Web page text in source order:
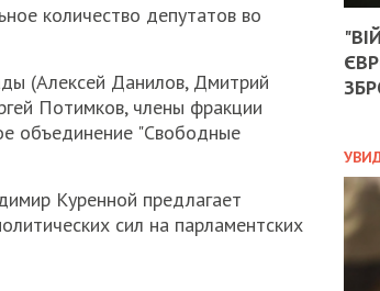
количество депутатов во
(Алексей Данилов, Дмитрий
Потимков, члены фракции
объединение "Свободные
Куренной предлагает
сил на парламентских